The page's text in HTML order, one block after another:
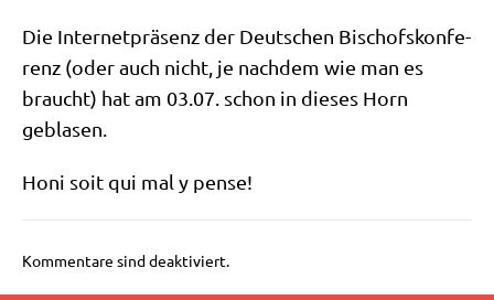
Die Inter­net­prä­senz der Deut­schen Bischofs­kon­fe­
renz (oder auch nicht, je nach­dem wie man es
braucht) hat am 03.07. schon in die­ses Horn
geblasen.
Honi soit qui mal y pense!
Kommentare sind deaktiviert.